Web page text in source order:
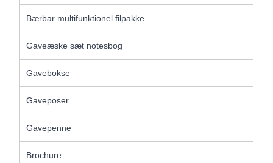
Bærbar multifunktionel filpakke
Gaveæske sæt notesbog
Gavebokse
Gaveposer
Gavepenne
Brochure